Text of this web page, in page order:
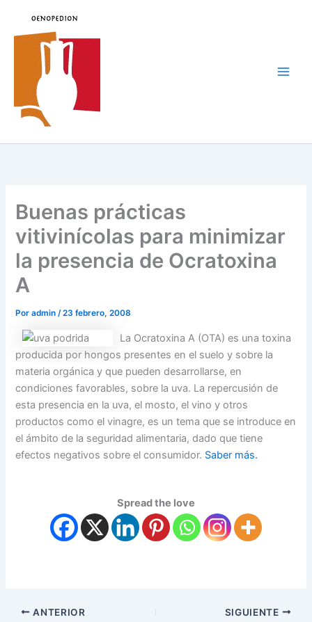
contenido
Buenas prácticas
vitivinícolas para minimizar
la presencia de Ocratoxina
A
Poradmin/23 febrero, 2008
La Ocratoxina A (OTA) es una toxina
producida por hongos presentes en el suelo y sobre la
materia orgánica y que pueden desarrollarse, en
condiciones favorables, sobre la uva. La repercusión de
esta presencia en la uva, el mosto, el vino y otros
productos como el vinagre, es un tema que se introduce en
el ámbito de la seguridad alimentaria, dado que tiene
efectos negativos sobre el consumidor. Saber más.
Spread the love
ANTERIOR SIGUIENTE